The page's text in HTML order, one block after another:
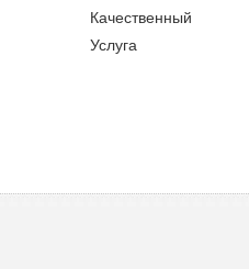
Качественный
Услуга